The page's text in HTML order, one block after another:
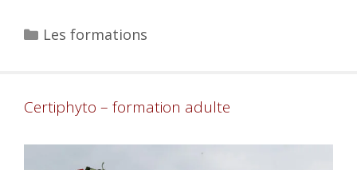
Les formations
Certiphyto – formation adulte